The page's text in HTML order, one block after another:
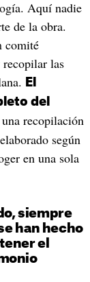
Aquí nadie
de la obra.
comité
las
El
del
recopilación
según
en una sola
siempre
han hecho
el